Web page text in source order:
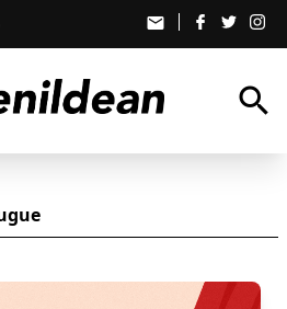
email
search